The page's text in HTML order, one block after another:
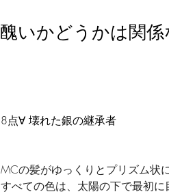
醜いかどうかは関係
8点∀ 壊れた銀の継承者
MCの髪がゆっくりとプリズム状
すべての色は、太陽の下で最初